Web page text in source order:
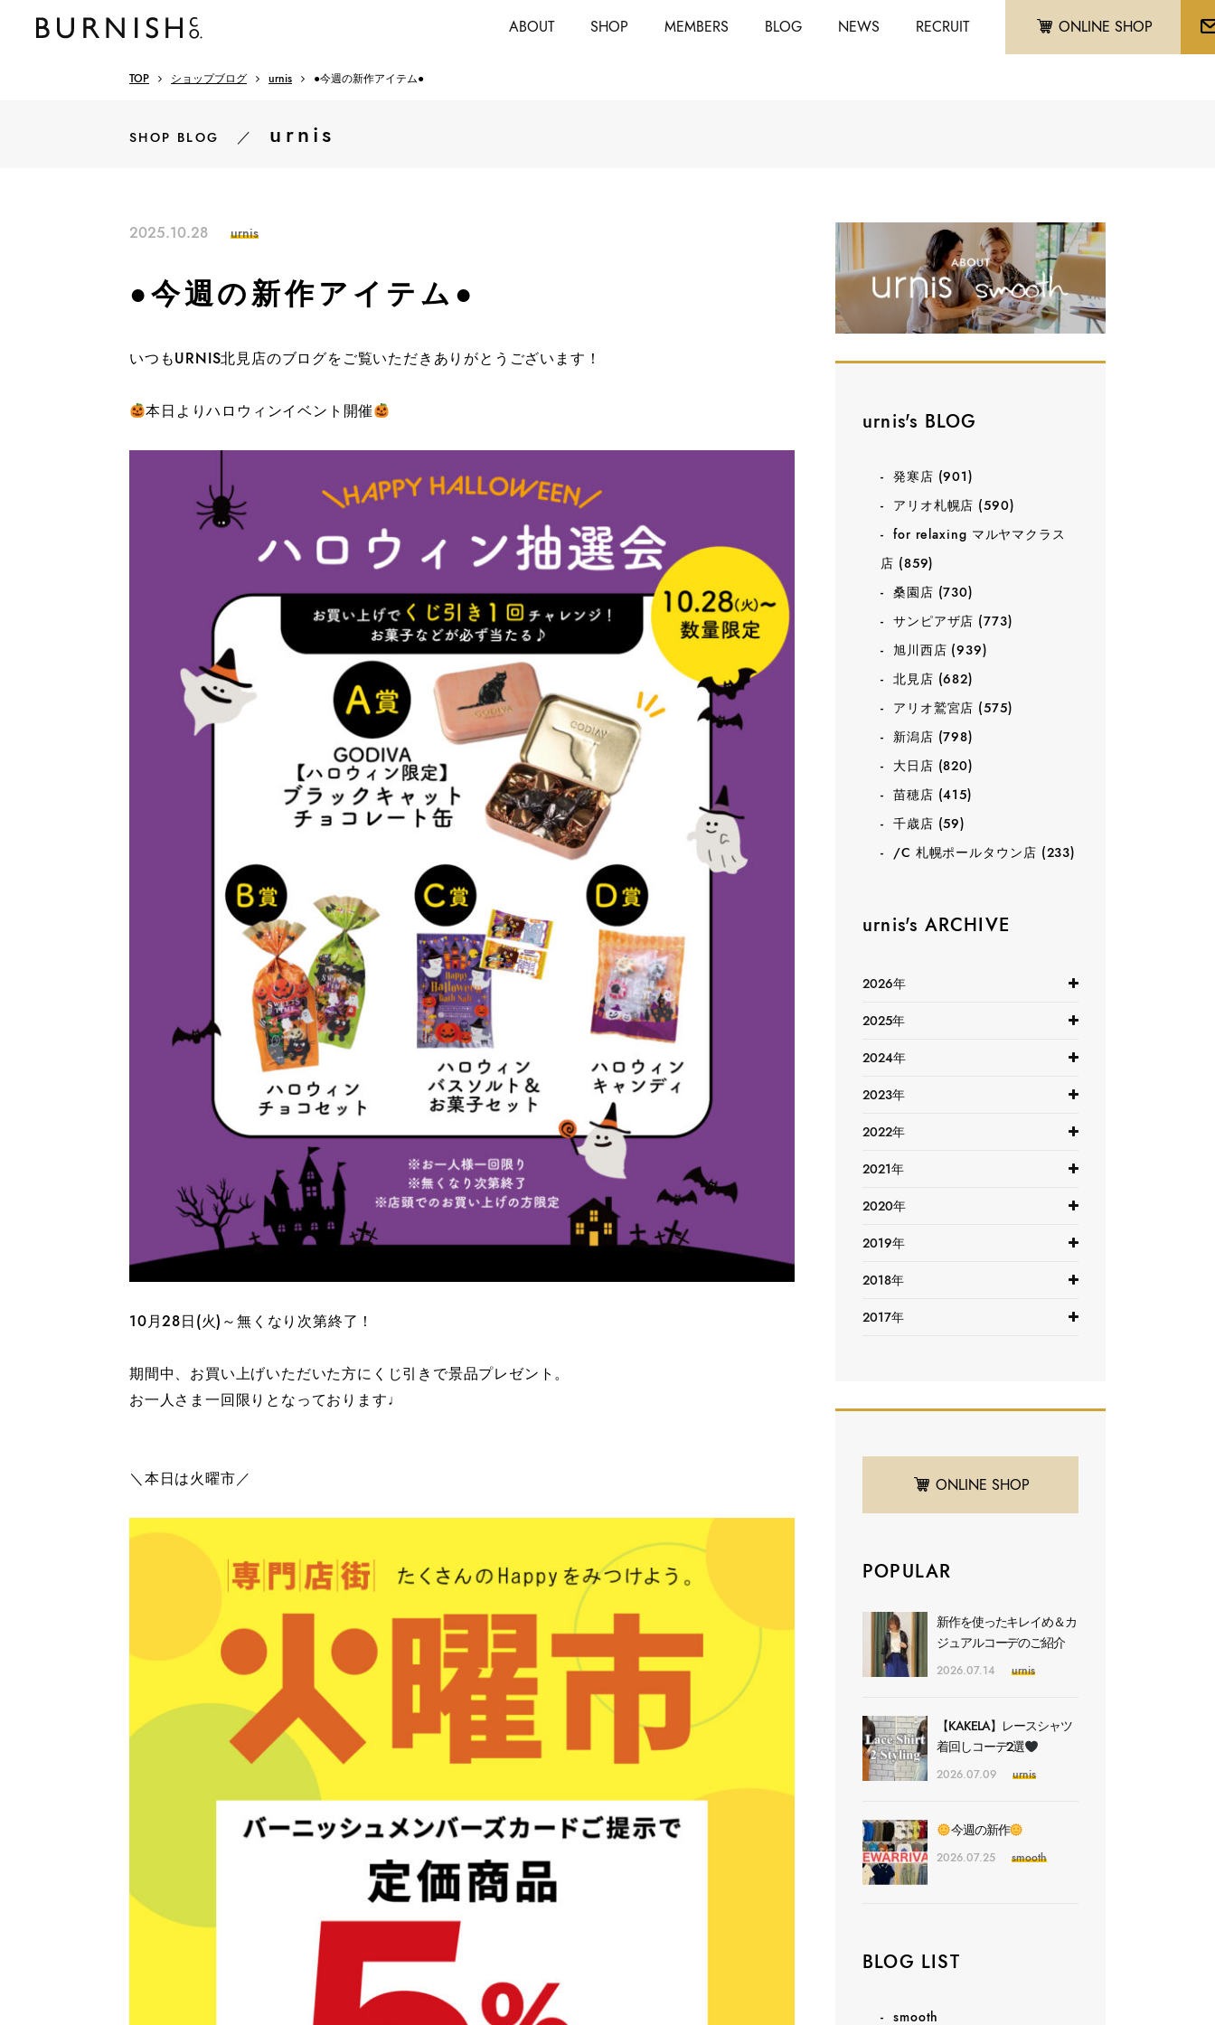
ABOUT SHOP MEMBERS BLOG NEWS RECRUIT ONLINE SHOP
TOP ショップブログ urnis ●今週の新作アイテム●
SHOP BLOG ／ urnis
2025.10.28 urnis
●今週の新作アイテム●
いつもURNIS北見店のブログをご覧いただきありがとうございます！
本日よりハロウィンイベント開催
10月28日(火)～無くなり次第終了！
期間中、お買い上げいただいた方にくじ引きで景品プレゼント。
お一人さま一回限りとなっております♩
＼本日は火曜市／
urnis's BLOG
発寒店 (901)
アリオ札幌店 (590)
for relaxing マルヤマクラス
店 (859)
桑園店 (730)
サンピアザ店 (773)
旭川西店 (939)
北見店 (682)
アリオ鷲宮店 (575)
新潟店 (798)
大日店 (820)
苗穂店 (415)
千歳店 (59)
/C 札幌ポールタウン店 (233)
urnis's ARCHIVE
2026年
2025年
2024年
2023年
2022年
2021年
2020年
2019年
2018年
2017年
ONLINE SHOP
POPULAR
新作を使ったキレイめ＆カ
ジュアルコーデのご紹介
2026.07.14 urnis
【KAKELA】レースシャツ
着回しコーデ2選
2026.07.09 urnis
今週の新作
2026.07.25 smooth
BLOG LIST
smooth